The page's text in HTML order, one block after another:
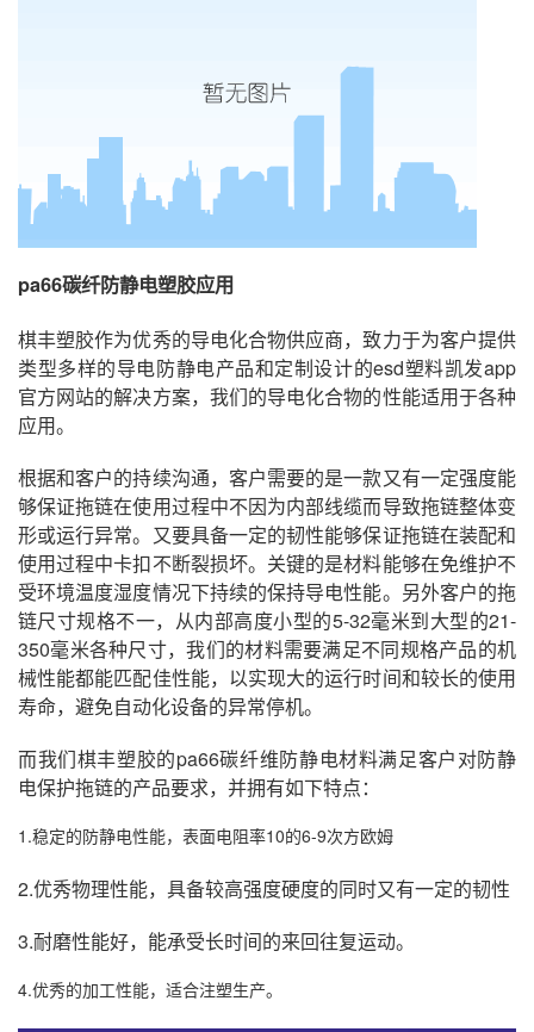
pa66碳纤防静电塑胶应用
棋丰塑胶作为优秀的导电化合物供应商，致力于为客户提供
类型多样的导电防静电产品和定制设计的esd塑料凯发app
官方网站的解决方案，我们的导电化合物的性能适用于各种
应用。
根据和客户的持续沟通，客户需要的是一款又有一定强度能
够保证拖链在使用过程中不因为内部线缆而导致拖链整体变
形或运行异常。又要具备一定的韧性能够保证拖链在装配和
使用过程中卡扣不断裂损坏。关键的是材料能够在免维护不
受环境温度湿度情况下持续的保持导电性能。另外客户的拖
链尺寸规格不一，从内部高度小型的5-32毫米到大型的21-
350毫米各种尺寸，我们的材料需要满足不同规格产品的机
械性能都能匹配佳性能，以实现大的运行时间和较长的使用
寿命，避免自动化设备的异常停机。
而我们棋丰塑胶的pa66碳纤维防静电材料满足客户对防静
电保护拖链的产品要求，并拥有如下特点：
1.稳定的防静电性能，表面电阻率10的6-9次方欧姆
2.优秀物理性能，具备较高强度硬度的同时又有一定的韧性
3.耐磨性能好，能承受长时间的来回往复运动。
4.优秀的加工性能，适合注塑生产。